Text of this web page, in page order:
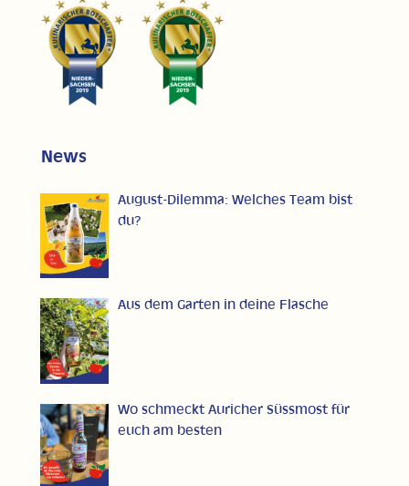
News
August-Dilemma: Welches Team bist
du?
Aus dem Garten in deine Flasche
Wo schmeckt Auricher Süssmost für
euch am besten